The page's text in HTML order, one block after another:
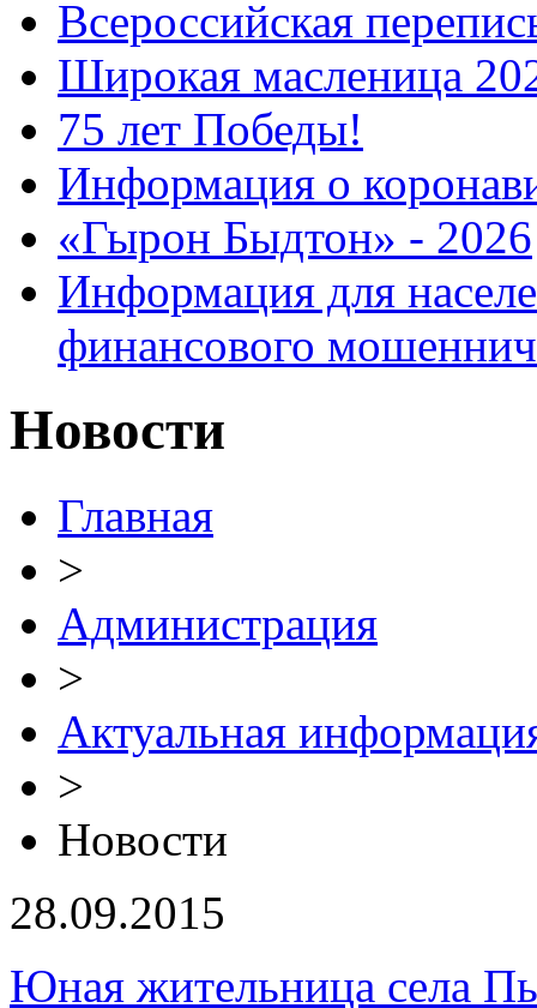
Всероссийская
Широкая масленица
75 лет Победы!
Информация о
«Гырон Быдтон» - 2026
Информация для
финансового
Новости
Главная
>
Администрация
>
Актуальная
>
Новости
28.09.2015
Юная жительница села